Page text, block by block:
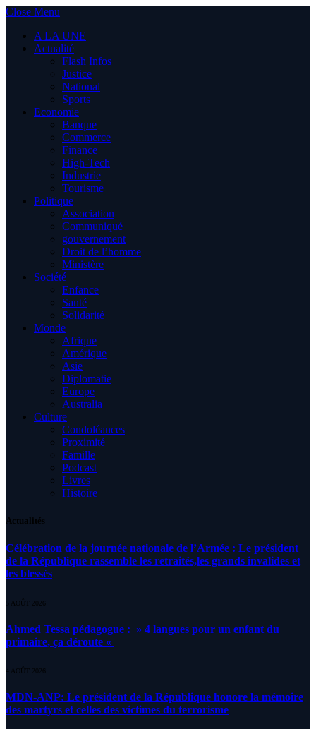
Close Menu
A LA UNE
Actualité
Flash Infos
Justice
National
Sports
Economie
Banque
Commerce
Finance
High-Tech
Industrie
Tourisme
Politique
Association
Communiqué
gouvernement
Droit de l’homme
Ministère
Société
Enfance
Santé
Solidarité
Monde
Afrique
Amérique
Asie
Diplomatie
Europe
Australia
Culture
Condoléances
Proximité
Famille
Podcast
Livres
Histoire
Actualités
Célébration de la journée nationale de l’Armée : Le président
de la République rassemble les retraités,les grands invalides et
les blessés
5 AOÛT 2026
Ahmed Tessa pédagogue : » 4 langues pour un enfant du
primaire, ça déroute «
4 AOÛT 2026
MDN-ANP: Le président de la République honore la mémoire
des martyrs et celles des victimes du terrorisme